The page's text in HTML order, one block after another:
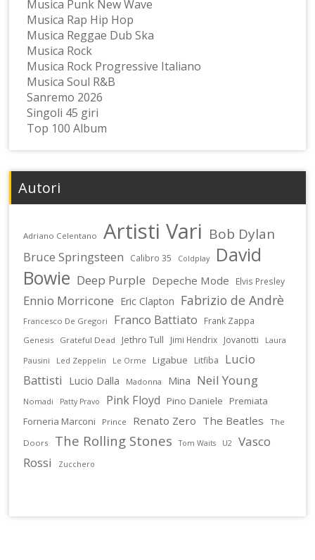
Musica Punk New Wave
Musica Rap Hip Hop
Musica Reggae Dub Ska
Musica Rock
Musica Rock Progressive Italiano
Musica Soul R&B
Sanremo 2026
Singoli 45 giri
Top 100 Album
Autori
Adriano Celentano Artisti Vari Bob Dylan
Bruce Springsteen Calibro 35 Coldplay
David
Bowie Deep Purple Depeche Mode Elvis Presley
Ennio Morricone Eric Clapton Fabrizio de Andrè
Francesco De Gregori Franco Battiato Frank Zappa
Genesis Grateful Dead Jethro Tull Jimi Hendrix Jovanotti
Laura
Pausini
Led Zeppelin Le Orme Ligabue Litfiba
Lucio
Battisti
Lucio Dalla Madonna Mina Neil Young
Nomadi Patty Pravo Pink Floyd Pino Daniele
Premiata
Forneria Marconi
Prince Renato Zero The Beatles
The
Doors
The Rolling Stones Tom Waits U2
Vasco
Rossi
Zucchero